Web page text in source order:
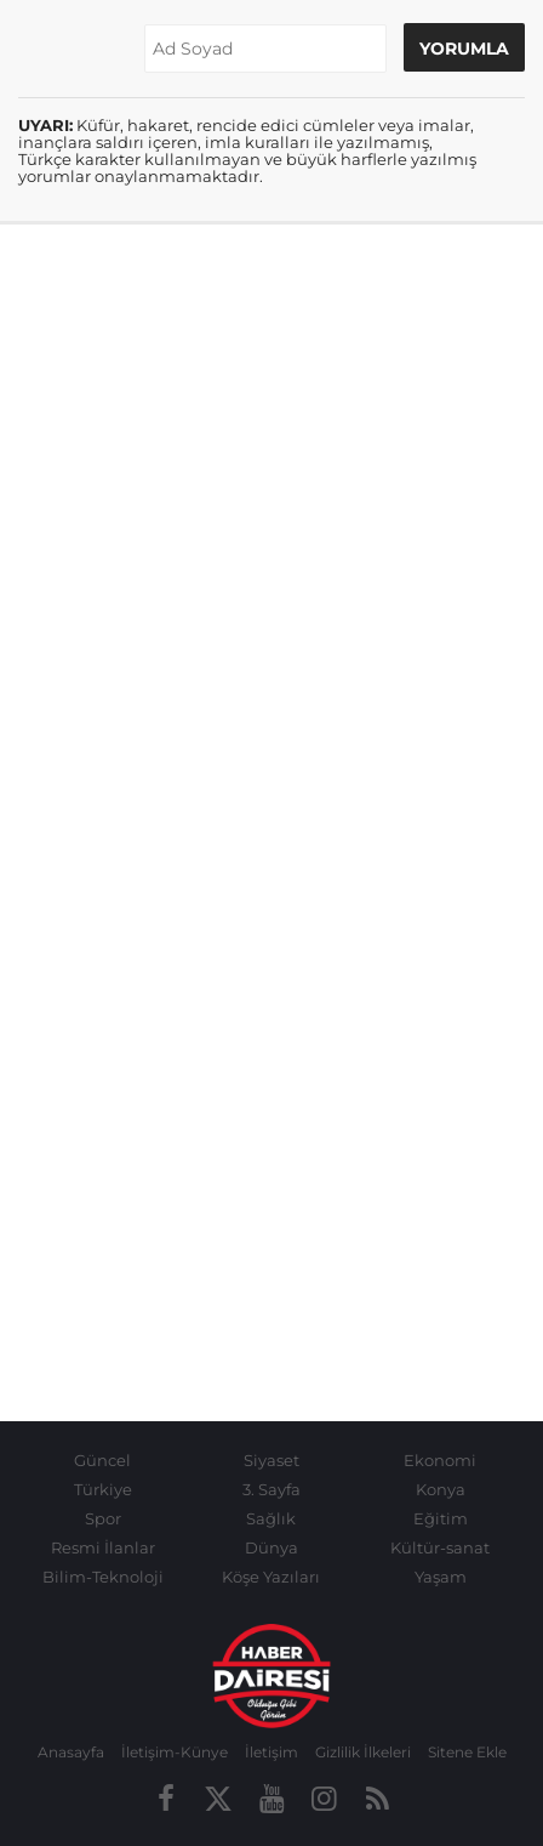
UYARI: Küfür, hakaret, rencide edici cümleler veya imalar,
inançlara saldırı içeren, imla kuralları ile yazılmamış,
Türkçe karakter kullanılmayan ve büyük harflerle yazılmış
yorumlar onaylanmamaktadır.
Güncel Siyaset
Ekonomi
Türkiye
3. Sayfa
Konya
Spor
Sağlık
Eğitim
Resmi İlanlar
Dünya
Kültür-sanat
Bilim-Teknoloji
Köşe Yazıları Yaşam
Anasayfa İletişim-Künye İletişim Gizlilik İlkeleri Sitene Ekle